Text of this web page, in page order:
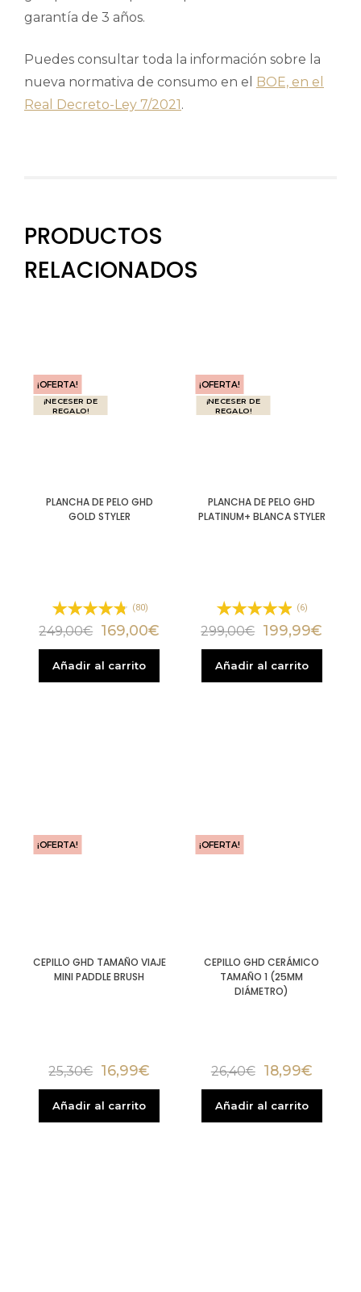
garantía de 3 años.
Puedes consultar toda la información sobre la
nueva normativa de consumo en el BOE, en el
Real Decreto-Ley 7/2021.
PRODUCTOS
RELACIONADOS
¡OFERTA!
¡NECESER DE
REGALO!
PLANCHA DE PELO GHD
GOLD STYLER
(80)
249,00€ 169,00€
Añadir al carrito
¡OFERTA!
¡NECESER DE
REGALO!
PLANCHA DE PELO GHD
PLATINUM+ BLANCA STYLER
(6)
299,00€ 199,99€
Añadir al carrito
¡OFERTA!
CEPILLO GHD TAMAÑO VIAJE
MINI PADDLE BRUSH
25,30€ 16,99€
Añadir al carrito
¡OFERTA!
CEPILLO GHD CERÁMICO
TAMAÑO 1 (25MM
DIÁMETRO)
26,40€ 18,99€
Añadir al carrito